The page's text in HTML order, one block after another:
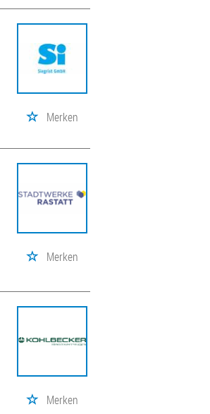
Merken
Merken
Merken